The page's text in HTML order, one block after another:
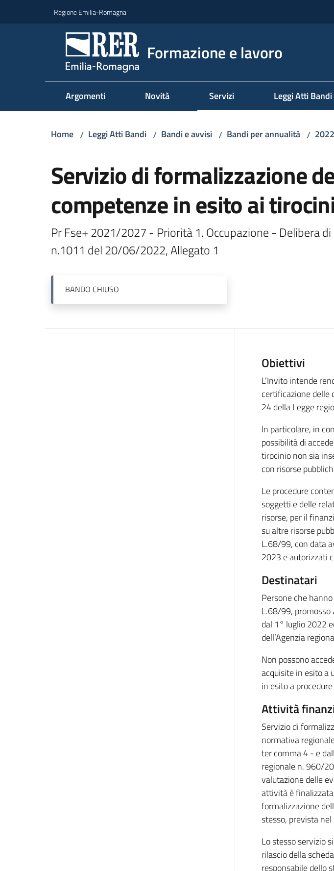
Regione Emilia-Romagna
Formazione e lavoro
Argomenti Novità Servizi Leggi Atti Bandi
Home / Leggi Atti Bandi / Bandi e avvisi / Bandi per annualità / 2022
Servizio di formalizzazione
competenze in esito ai
Pr Fse+ 2021/2027 - Priorità 1. Occupazione - Delibera
n.1011 del 20/06/2022, Allegato 1
BANDO CHIUSO
Descrizione
Obiettivi
L’Invito intende
certificazione delle
24 della Legge
In particolare, in
possibilità di
tirocinio non sia
con risorse
Le procedure
soggetti e delle
risorse, per il
su altre risorse
L.68/99, con data
2023 e autorizzati
Destinatari
Persone che
L.68/99, promosso
dal 1° luglio 2022
dell’Agenzia
Non possono
acquisite in esito a
in esito a
Attività
Servizio di
normativa
ter comma 4 - e
regionale n. 960/
valutazione delle
attività è finalizzata
formalizzazione
stesso, prevista
Lo stesso servizio
rilascio della
responsabile dello